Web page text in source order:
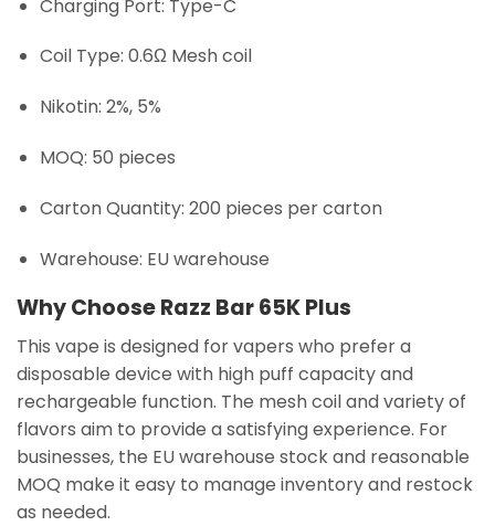
Charging Port: Type-C
Coil Type: 0.6Ω Mesh coil
Nikotin: 2%, 5%
MOQ: 50 pieces
Carton Quantity: 200 pieces per carton
Warehouse: EU warehouse
Why Choose Razz Bar 65K Plus
This vape is designed for vapers who prefer a
disposable device with high puff capacity and
rechargeable function. The mesh coil and variety of
flavors aim to provide a satisfying experience. For
businesses, the EU warehouse stock and reasonable
MOQ make it easy to manage inventory and restock
as needed.